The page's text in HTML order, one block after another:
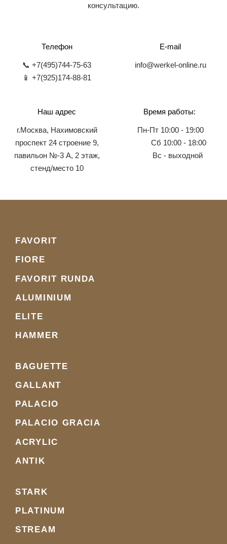
консультацию.
Телефон
📞 +7(495)744-75-63
📱 +7(925)174-88-81
E-mail
info@werkel-online.ru
Наш адрес
г.Москва, Нахимовский
проспект 24 строение 9,
павильон №-3 А, 2 этаж,
стенд/место 10
Время работы:
Пн-Пт 10:00 - 19:00
Сб 10:00 - 18:00
Вс - выходной
FAVORIT
FIORE
FAVORIT RUNDA
ALUMINIUM
ELITE
HAMMER
BAGUETTE
GALLANT
PALACIO
PALACIO GRACIA
ACRYLIC
ANTIK
STARK
PLATINUM
STREAM